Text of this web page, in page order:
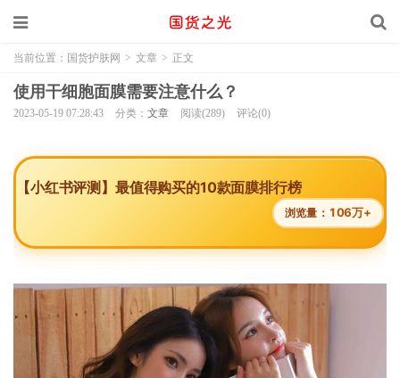
当前位置： 国货护肤网 > 文章 > 正文
使用干细胞面膜需要注意什么？
2023-05-19 07:28:43 分类： 文章 阅读(289) 评论(0)
【小红书评测】最值得购买的10款面膜排行榜
浏览量： 106万+